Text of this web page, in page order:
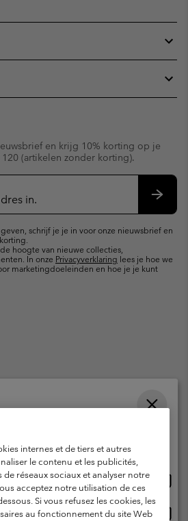
en krijg 10% korting op je
(artikelen zonder korting).
schrijf je je in voor onze nieuwsbrief en
hoogte van nieuwe collecties,
In onze Privacyverklaring lees je hoe we
marketingdoeleinden en hoe je je kunt
| English ›| français ›
Garantie
voor lidmaatschap
gegenereerde inhoud
Impressum
internes et de tiers et autres
le contenu et les publicités,
réseaux sociaux et analyser notre
acceptez notre utilisation de ces
Si vous refusez les cookies, les
au fonctionnement du site Web
shoppen beschikbaar